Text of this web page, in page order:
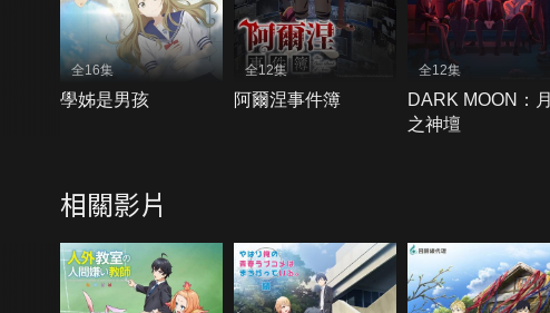
全16集
學姊是男孩
全12集
阿爾涅事件簿
全12集
DARK MOON：月
之神壇
相關影片